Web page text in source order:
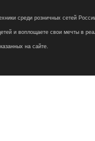
среди розничных сетей
и воплощаете свои мечты в
на сайте.